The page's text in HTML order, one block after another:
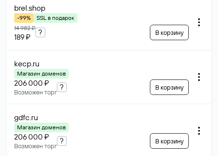
brel.shop
-99%
SSL в подарок
14 982 ₽
189 ₽
? В корзину
kecp.ru
Магазин доменов
206 000 ₽
Возможен торг
? В корзину
gdfc.ru
Магазин доменов
206 000 ₽
Возможен торг
? В корзину